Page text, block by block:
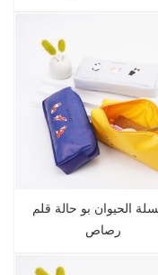
الحيوان بو حالة قلم
رصاص